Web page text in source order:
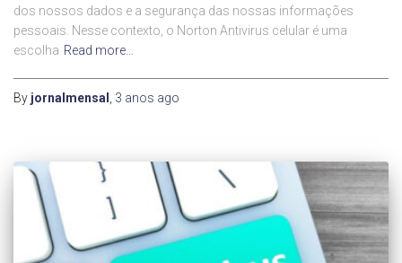
dos nossos dados e a segurança das nossas informações
pessoais. Nesse contexto, o Norton Antivirus celular é uma
escolha Read more…
By jornalmensal 3 anos ago